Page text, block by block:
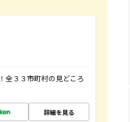
全３３市町村の見どころ
詳細を見る